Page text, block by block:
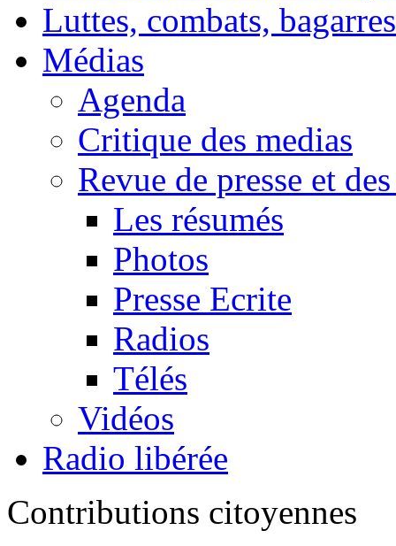
Luttes, combats, bagarres
Médias
Agenda
Critique des medias
Revue de presse et
Les résumés
Photos
Presse Ecrite
Radios
Télés
Vidéos
Radio libérée
Contributions citoyennes